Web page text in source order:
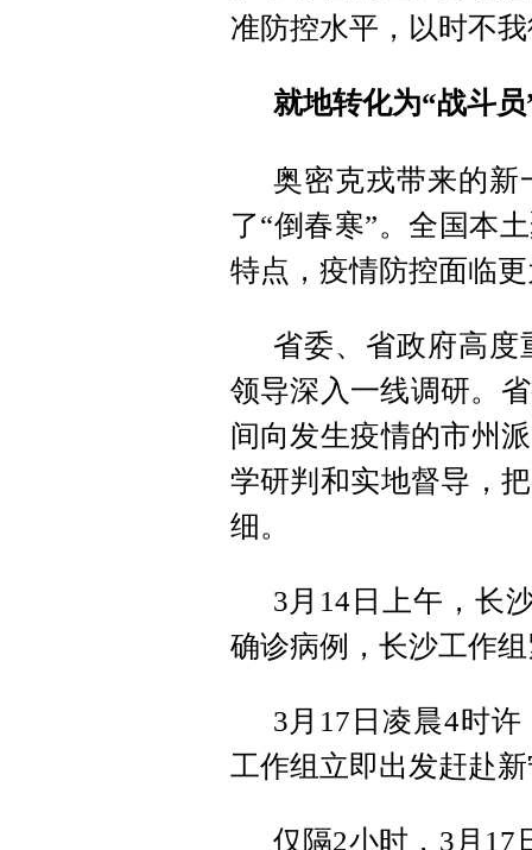
准防控水平，以时不
就地转化为“战斗
奥密克戎带来的新
了“倒春寒”。全国本
特点，疫情防控面临
省委、省政府高
领导深入一线调研。
间向发生疫情的市州
学研判和实地督导，
细。
3月14日上午，长
确诊病例，长沙工作
3月17日凌晨4时
工作组立即出发赶赴
仅隔2小时，3月17